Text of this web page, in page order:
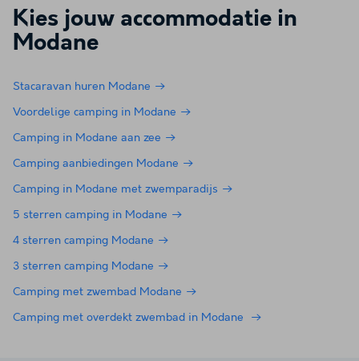
Kies jouw accommodatie in
Modane
Stacaravan huren Modane
Voordelige camping in Modane
Camping in Modane aan zee
Camping aanbiedingen Modane
Camping in Modane met zwemparadijs
5 sterren camping in Modane
4 sterren camping Modane
3 sterren camping Modane
Camping met zwembad Modane
Camping met overdekt zwembad in Modane